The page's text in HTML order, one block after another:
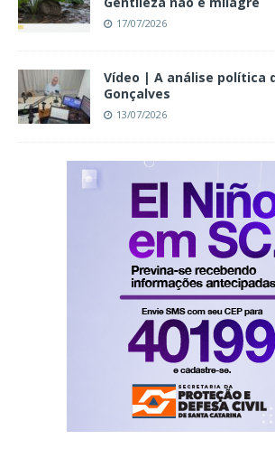
17/07/2026
Vídeo | A análise política
Gonçalves
13/07/2026